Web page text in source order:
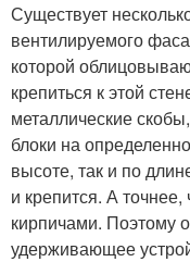
Существует
вентилируемого
которой
крепиться к этой
металлические
блоки на
высоте, так и по
и крепится. А
кирпичами. Поэтому
удерживающее